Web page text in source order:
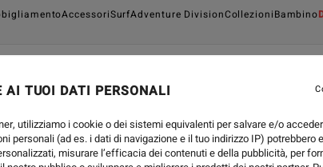
AccessoriSurfAdventure DivisionCollezioniBambino
WESTERN AUSTRALIA
AI TUOI DATI PERSONALI
utilizziamo i cookie o dei sistemi equivalenti per salvare e/o
personali (ad es. i dati di navigazione e il tuo indirizzo IP) potrebbero
misurare l’efficacia dei contenuti e della pubblicità, per